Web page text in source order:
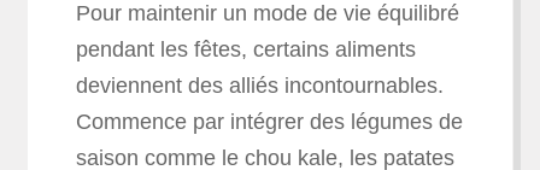
Pour maintenir un mode de vie équilibré
pendant les fêtes, certains aliments
deviennent des alliés incontournables.
Commence par intégrer des légumes de
saison comme le chou kale, les patates